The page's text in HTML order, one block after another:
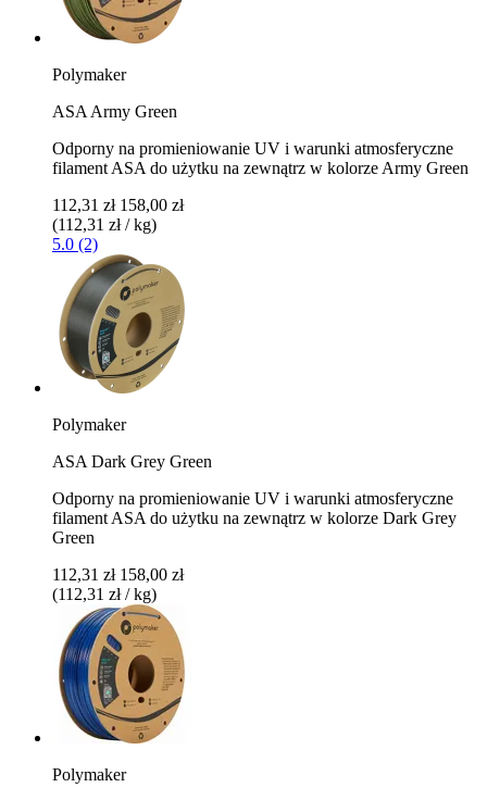
Polymaker
ASA Army Green
Odporny na promieniowanie UV i warunki atmosferyczne
filament ASA do użytku na zewnątrz w kolorze Army Green
112,31 zł 158,00 zł
(112,31 zł / kg)
5.0 (2)
Polymaker
ASA Dark Grey Green
Odporny na promieniowanie UV i warunki atmosferyczne
filament ASA do użytku na zewnątrz w kolorze Dark Grey
Green
112,31 zł 158,00 zł
(112,31 zł / kg)
Polymaker